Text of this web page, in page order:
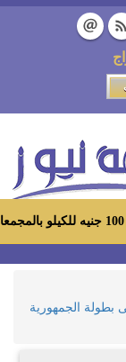
99 يتعادل مع طلائع الجيش اليوم 1-1 فى بطولة الجمهورية